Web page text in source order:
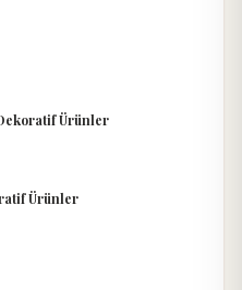
Ürünler
Ürünler